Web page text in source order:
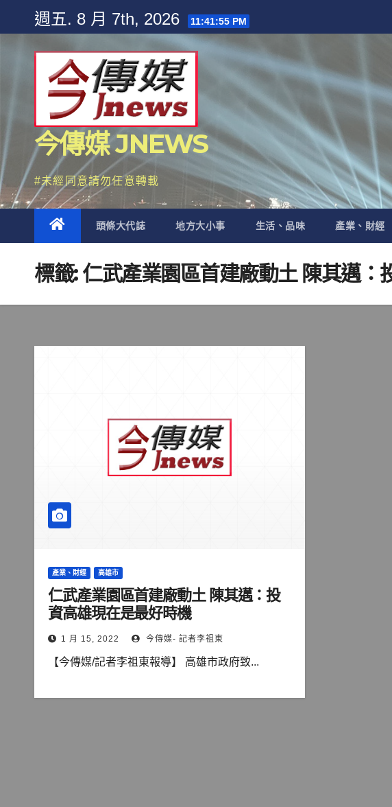
content
週五. 8 月 7th, 2026 11:41:56 PM
今傳媒 JNEWS
#未經同意請勿任意轉載
頭條大代誌 地方大小事 生活、品味 產業、財經
標籤:仁武產業園區首建廠動土 陳其邁：
產業、財經 高雄市
仁武產業園區首建廠動土 陳其邁：投
資高雄現在是最好時機
1 月 15, 2022 今傳媒- 記者李祖東
【今傳媒/記者李祖東報導】 高雄市政府致...